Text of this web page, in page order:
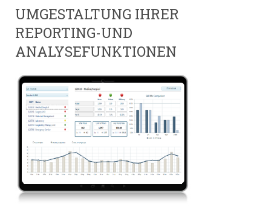
UMGESTALTUNG IHRER
REPORTING-UND
ANALYSEFUNKTIONEN